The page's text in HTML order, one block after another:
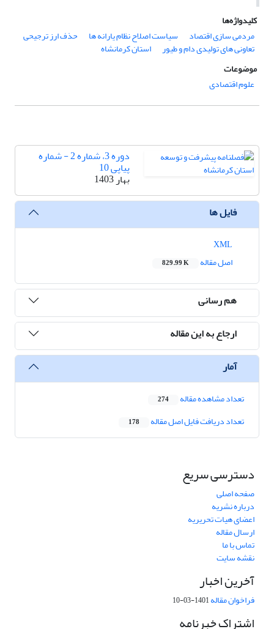
کلیدواژه‌ها
مردمی سازی اقتصاد
سیاست اصلاح نظام یارانه ها حذف ارز ترجیحی
تعاونی های تولیدی دام و طیور
استان کرمانشاه
موضوعات
علوم اقتصادی
دوره 3، شماره 2 - شماره
پیاپی 10
بهار 1403
فایل ها
اصل مقاله
829.99 K
هم رسانی
ارجاع به این مقاله
آمار
تعداد مشاهده مقاله 274
تعداد دریافت فایل اصل مقاله 178
دسترسی سریع
صفحه اصلی
درباره نشریه
اعضای هیات تحریریه
ارسال مقاله
تماس با ما
نقشه سایت
آخرین اخبار
فراخوان مقاله1401-03-10
اشتراک خبرنامه